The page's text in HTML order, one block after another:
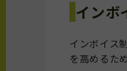
インボ
インボイス
を高めるた